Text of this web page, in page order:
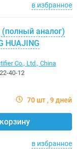
в избранное
аналог)
HUAJING
Co., Ltd., China
40-12
70 шт 9 дней
в избранное